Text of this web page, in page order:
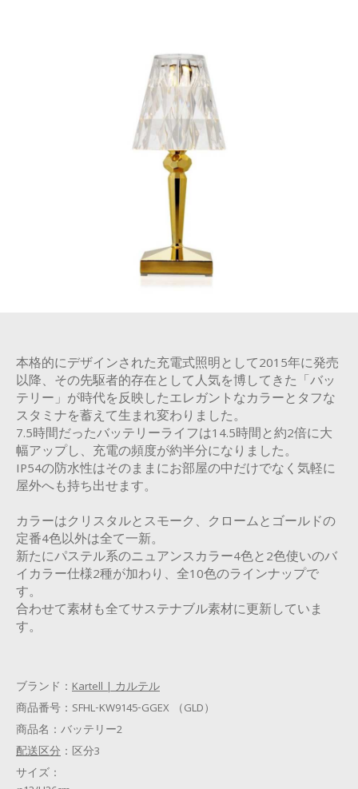
本格的にデザインされた充電式照明として2015年に発売
以降、その先駆者的存在として人気を博してきた「バッ
テリー」が時代を反映したエレガントなカラーとタフな
スタミナを蓄えて生まれ変わりました。
7.5時間だったバッテリーライフは14.5時間と約2倍に大
幅アップし、充電の頻度が約半分になりました。
IP54の防水性はそのままにお部屋の中だけでなく気軽に
屋外へも持ち出せます。
カラーはクリスタルとスモーク、クロームとゴールドの
定番4色以外は全て一新。
新たにパステル系のニュアンスカラー4色と2色使いのバ
イカラー仕様2種が加わり、全10色のラインナップで
す。
合わせて素材も全てサステナブル素材に更新していま
す。
ブランド： Kartell | カルテル
商品番号： SFHL-KW9145-GGEX （GLD）
商品名： バッテリー2
配送区分 ： 区分3
サイズ：